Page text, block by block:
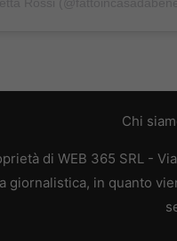
Chi
di WEB 365 SRL -
giornalistica, in quanto